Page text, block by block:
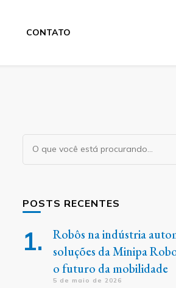
CONTATO
Procurando
algo?
POSTS RECENTES
Robôs na indústria
soluções da Minipa
o futuro da mobilidade
5 de maio de 2026